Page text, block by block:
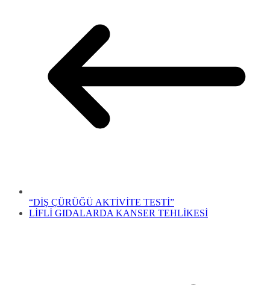
“DİŞ ÇÜRÜĞÜ AKTİVİTE TESTİ”
LİFLİ GIDALARDA KANSER TEHLİKESİ